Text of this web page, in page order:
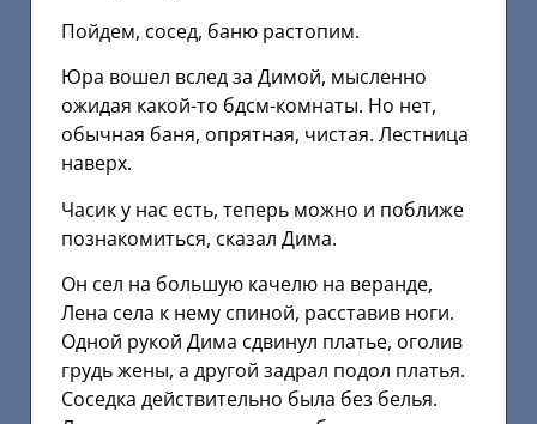
Пойдем, сосед, баню растопим.
Юра вошел вслед за Димой, мысленно
ожидая какой-то бдсм-комнаты. Но нет,
обычная баня, опрятная, чистая. Лестница
наверх.
Часик у нас есть, теперь можно и поближе
познакомиться, сказал Дима.
Он сел на большую качелю на веранде,
Лена села к нему спиной, расставив ноги.
Одной рукой Дима сдвинул платье, оголив
грудь жены, а другой задрал подол платья.
Соседка действительно была без белья.